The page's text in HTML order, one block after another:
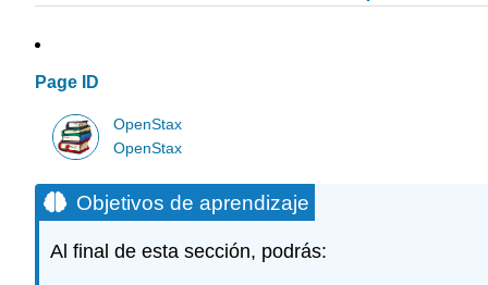
Page ID
OpenStax
OpenStax
Objetivos de aprendizaje
Al final de esta sección, podrás: